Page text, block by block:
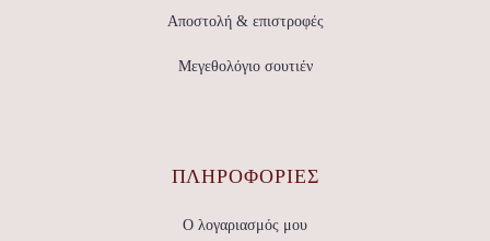
Αποστολή & επιστροφές
Μεγεθολόγιο σουτιέν
ΠΛΗΡΟΦΟΡΙΕΣ
Ο λογαριασμός μου